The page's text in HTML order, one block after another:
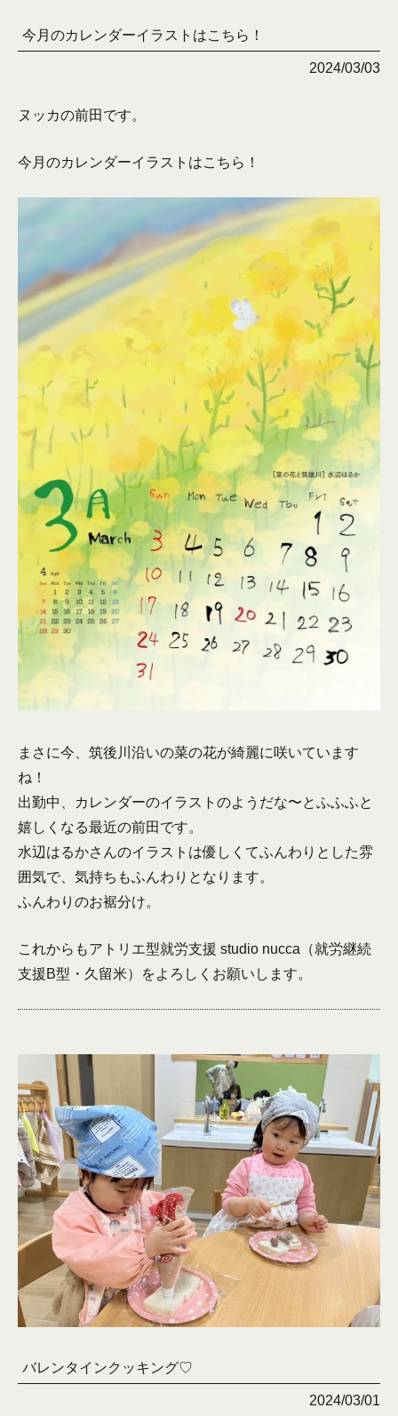
今月のカレンダーイラストはこちら！
2024/03/03
ヌッカの前田です。
今月のカレンダーイラストはこちら！
まさに今、筑後川沿いの菜の花が綺麗に咲いています
ね！
出勤中、カレンダーのイラストのようだな〜とふふふと
嬉しくなる最近の前田です。
水辺はるかさんのイラストは優しくてふんわりとした雰
囲気で、気持ちもふんわりとなります。
ふんわりのお裾分け。
これからもアトリエ型就労支援 studio nucca（就労継続
支援B型・久留米）をよろしくお願いします。
バレンタインクッキング♡
2024/03/01